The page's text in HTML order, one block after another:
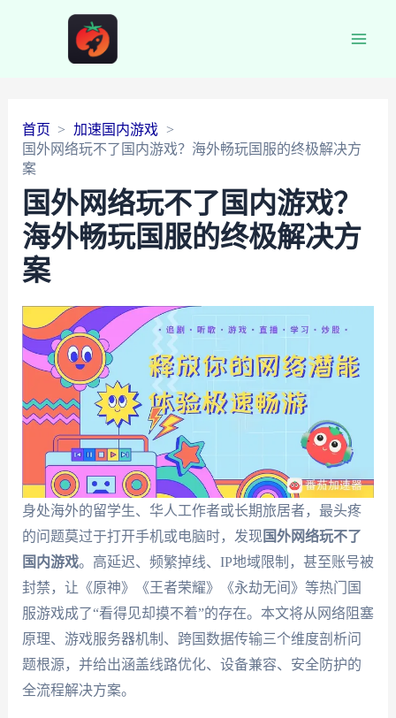
首页
加速国内游戏
国外网络玩不了国内游戏？海外畅玩国服的终极解决方
案
国外网络玩不了国内游戏？
海外畅玩国服的终极解决方
案
身处海外的留学生、华人工作者或长期旅居者，最头疼
的问题莫过于打开手机或电脑时，发现国外网络玩不了
国内游戏。高延迟、频繁掉线、IP地域限制，甚至账号被
封禁，让《原神》《王者荣耀》《永劫无间》等热门国
服游戏成了“看得见却摸不着”的存在。本文将从网络阻塞
原理、游戏服务器机制、跨国数据传输三个维度剖析问
题根源，并给出涵盖线路优化、设备兼容、安全防护的
全流程解决方案。